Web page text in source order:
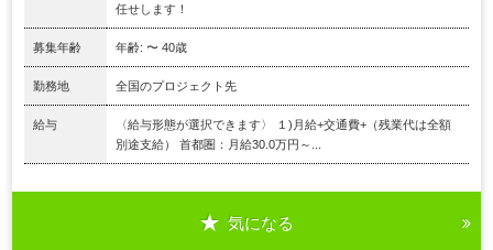
任せします！
募集年齢 年齢: 〜 40歳
勤務地 全国のプロジェクト先
給与
〈給与形態が選択できます〉 １)月給+交通費+（残業代は全額
別途支給） 首都圏：月給30.0万円～...
気になる